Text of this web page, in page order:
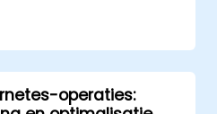
onderhouden van de
in productie.
best practices op het
operaties: